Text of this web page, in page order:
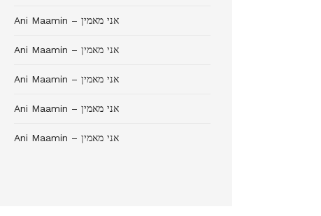
Ani Maamin – אני מאמין
Ani Maamin – אני מאמין
Ani Maamin – אני מאמין
Ani Maamin – אני מאמין
Ani Maamin – אני מאמין